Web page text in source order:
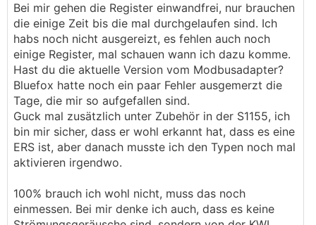
Bei mir gehen die Register einwandfrei, nur brauchen
die einige Zeit bis die mal durchgelaufen sind. Ich
habs noch nicht ausgereizt, es fehlen auch noch
einige Register, mal schauen wann ich dazu komme.
Hast du die aktuelle Version vom Modbusadapter?
Bluefox hatte noch ein paar Fehler ausgemerzt die
Tage, die mir so aufgefallen sind.
Guck mal zusätzlich unter Zubehör in der S1155, ich
bin mir sicher, dass er wohl erkannt hat, dass es eine
ERS ist, aber danach musste ich den Typen noch mal
aktivieren irgendwo.
100% brauch ich wohl nicht, muss das noch
einmessen. Bei mir denke ich auch, dass es keine